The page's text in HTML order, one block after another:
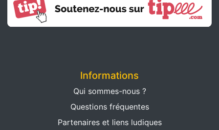
Informations
Qui sommes-nous ?
Questions fréquentes
Partenaires et liens ludiques